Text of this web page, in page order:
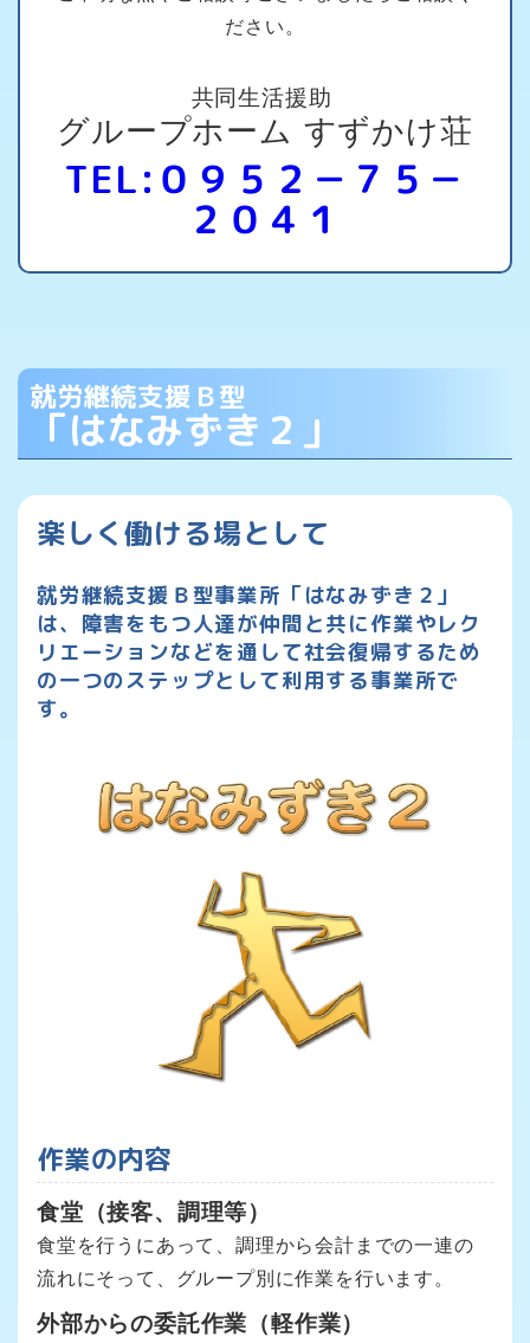
ださい。
共同生活援助
グループホーム すずかけ荘
TEL:０９５２－７５－
２０４１
就労継続支援Ｂ型
「はなみずき２」
楽しく働ける場として
就労継続支援Ｂ型事業所「はなみずき２」
は、 障害をもつ人達が仲間と共に作業やレク
リエーションなどを通して社会復帰するため
の一つのステップとして利用する事業所で
す。
作業の内容
食堂（接客、調理等）
食堂を行うにあって、調理から会計までの一連の
流れにそって、グループ別に作業を行います。
外部からの委託作業（軽作業）